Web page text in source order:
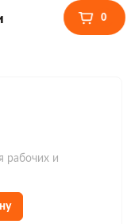
рабочих и
0